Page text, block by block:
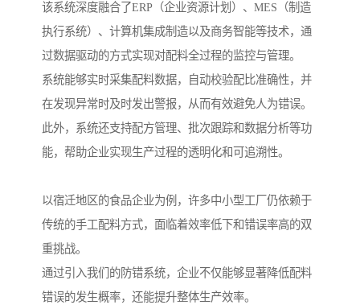
该系统深度融合了ERP（企业资源计划）、MES（制造
执行系统）、计算机集成制造以及商务智能等技术，通
过数据驱动的方式实现对配料全过程的监控与管理。
系统能够实时采集配料数据，自动校验配比准确性，并
在发现异常时及时发出警报，从而有效避免人为错误。
此外，系统还支持配方管理、批次跟踪和数据分析等功
能，帮助企业实现生产过程的透明化和可追溯性。
以宿迁地区的食品企业为例，许多中小型工厂仍依赖于
传统的手工配料方式，面临着效率低下和错误率高的双
重挑战。
通过引入我们的防错系统，企业不仅能够显著降低配料
错误的发生概率，还能提升整体生产效率。